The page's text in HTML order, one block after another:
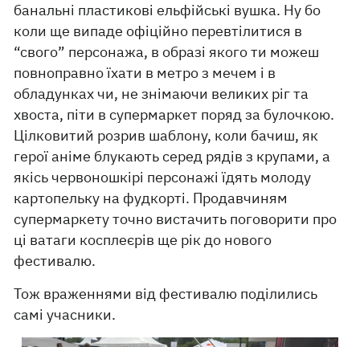
банальні пластикові ельфійські вушка. Ну бо
коли ще випаде офіційно перевтілитися в
“свого” персонажа, в образі якого ти можеш
повноправно їхати в метро з мечем і в
обладунках чи, не знімаючи великих ріг та
хвоста, піти в супермаркет поряд за булочкою.
Цілковитий розрив шаблону, коли бачиш, як
герої аніме блукають серед рядів з крупами, а
якісь червоношкірі персонажі їдять молоду
картопельку на фудкорті. Продавчиням
супермаркету точно вистачить поговорити про
ці ватаги косплеєрів ще рік до нового
фестивалю.
Тож враженнями від фестивалю поділились
самі учасники.